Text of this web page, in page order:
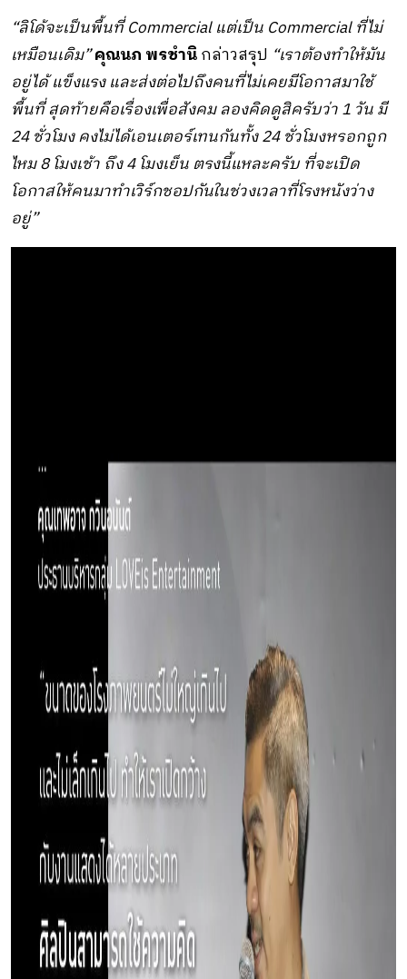
“ลิโด้จะเป็นพื้นที่ Commercial แต่เป็น Commercial ที่ไม่
เหมือนเดิม”คุณนภ พรชำนิกล่าวสรุป “เราต้องทำให้มัน
อยู่ได้ แข็งแรง และส่งต่อไปถึงคนที่ไม่เคยมีโอกาสมาใช้
พื้นที่ สุดท้ายคือเรื่องเพื่อสังคม ลองคิดดูสิครับว่า 1 วัน มี
24 ชั่วโมง คงไม่ได้เอนเตอร์เทนกันทั้ง 24 ชั่วโมงหรอกถูก
ไหม 8 โมงเช้า ถึง 4 โมงเย็น ตรงนี้แหละครับ ที่จะเปิด
โอกาสให้คนมาทำเวิร์กชอปกันในช่วงเวลาที่โรงหนังว่าง
อยู่”